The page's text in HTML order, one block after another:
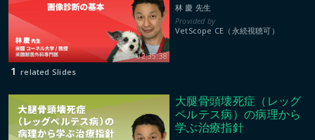
02:35:38
林 慶 先生
VetScope CE（永続視聴可）
1 related Slides
大腿骨頭壊死症（レッグ
ペルテス病）の病理から
学ぶ治療指針